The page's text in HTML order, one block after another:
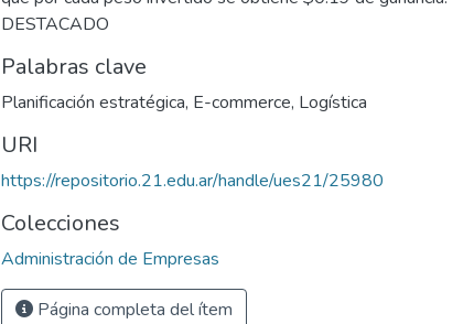
DESTACADO
Palabras clave
Planificación estratégica, E-commerce, Logística
URI
https://repositorio.21.edu.ar/handle/ues21/25980
Colecciones
Administración de Empresas
Página completa del ítem